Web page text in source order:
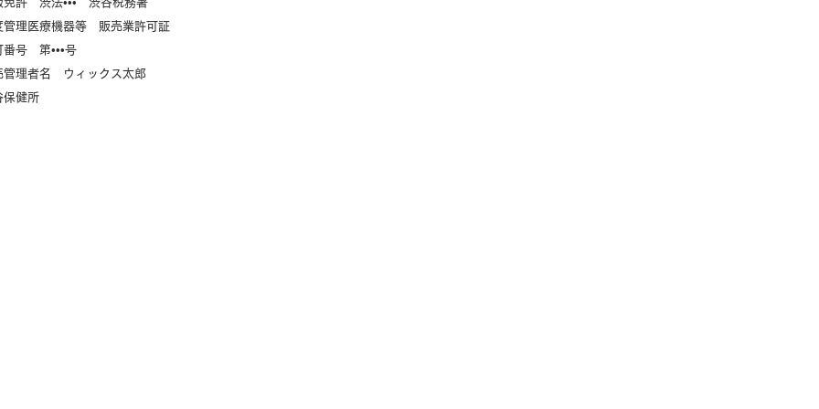
管理医療機器等 販売業許可証
番号 第•••号
管理者名 ウィックス太郎
保健所